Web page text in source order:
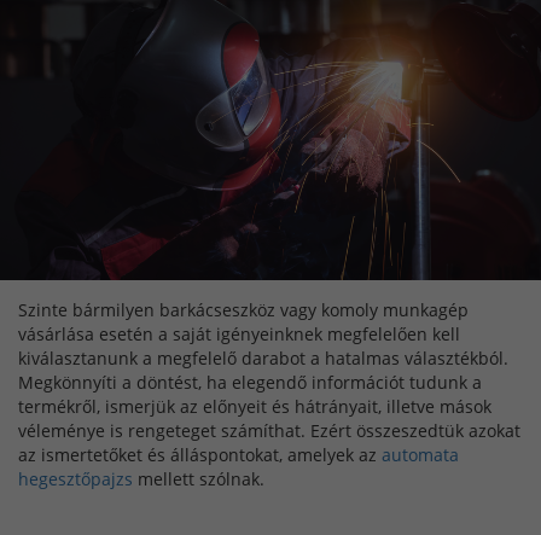
Szinte bármilyen barkácseszköz vagy komoly munkagép
vásárlása esetén a saját igényeinknek megfelelően kell
kiválasztanunk a megfelelő darabot a hatalmas választékból.
Megkönnyíti a döntést, ha elegendő információt tudunk a
termékről, ismerjük az előnyeit és hátrányait, illetve mások
véleménye is rengeteget számíthat. Ezért összeszedtük azokat
az ismertetőket és álláspontokat, amelyek az automata
hegesztőpajzs mellett szólnak.